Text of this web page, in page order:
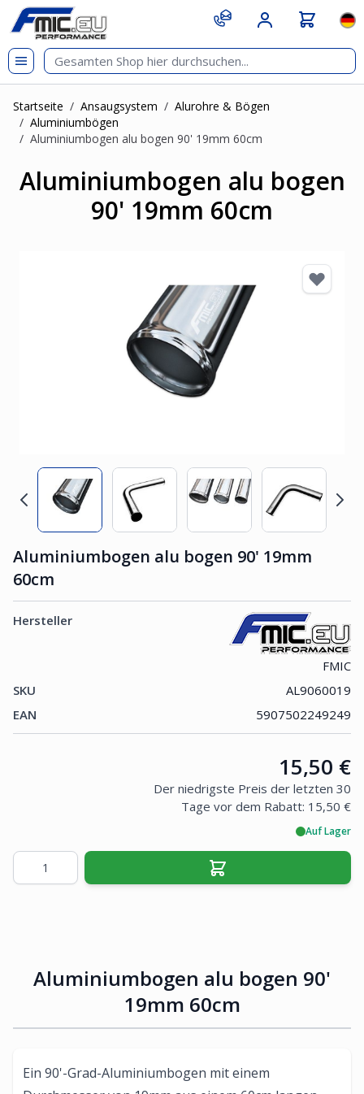
Zum Inhalt springen
git s
Startseite / Ansaugsystem / Alurohre & Bögen
/ Aluminiumbögen
/ Aluminiumbogen alu bogen 90' 19mm 60cm
Aluminiumbogen alu bogen
90' 19mm 60cm
Aluminiumbogen alu bogen 90' 19mm
60cm
Hersteller
FMIC
SKU
AL9060019
EAN
5907502249249
Price:
15,50 €
Der niedrigste Preis der letzten 30
Tage vor dem Rabatt: 15,50 €
Auf Lager
Menge
Aluminiumbogen alu bogen 90'
19mm 60cm
Ein 90'-Grad-Aluminiumbogen mit einem